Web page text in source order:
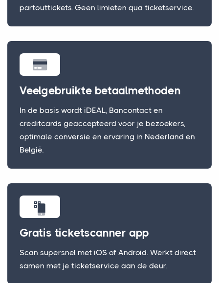
partouttickets. Geen limieten qua ticketservice.
Veelgebruikte betaalmethoden
In de basis wordt iDEAL, Bancontact en
creditcards geaccepteerd voor je bezoekers,
optimale conversie en ervaring in Nederland en
België.
Gratis ticketscanner app
Scan supersnel met iOS of Android. Werkt direct
samen met je ticketservice aan de deur.